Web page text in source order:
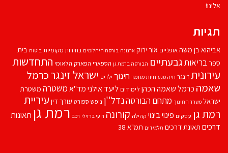
אלינו!
תגיות
אביהוא בן משהאופניים אור ירוק ארנונה בורסת היהלומים בחירות מקומיות ביטוח בית
ספרבריאותגבעתיים הבורסה ברמת גן הספארי הפארק הלאומי התחדשות
עירוניתזינגר חיה מנע חיות מחמד חינוך ילדים ישראל זינגרכרמל
שאמה כרמל שאמה הכהן לימודים ליעד אילנימד''אמשטרה משטרת
ישראל משרד החינוך מתחם הבורסהנדל''ן נופש ספורט עורך דין עיריית
רמת גן עסקים פינוי בינוי קהילה קורונה רועי ברזילי רכב רמת גן תאונות
דרכים תאונת דרכים תלמידים תמ"א 38